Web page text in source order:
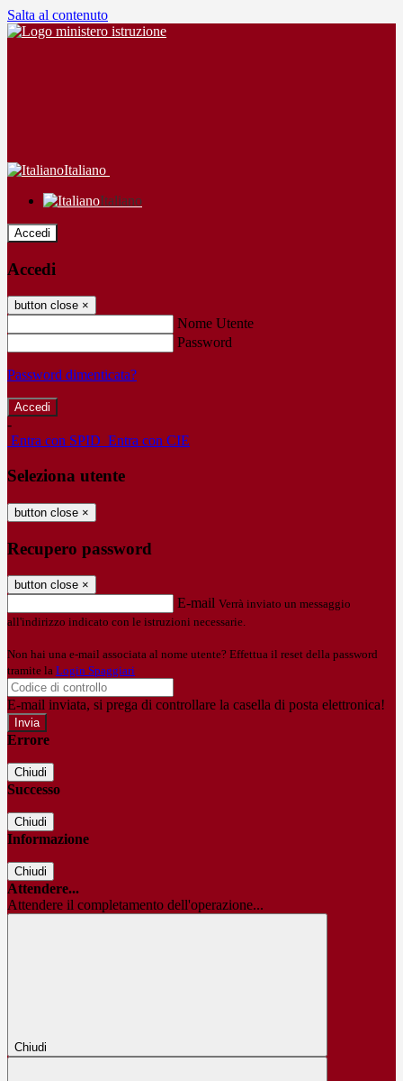
Salta al contenuto
Italiano
Italiano
Accedi
Accedi
button close ×
Nome Utente
Password
Password dimenticata?
-
Entra con SPID Entra con CIE
Seleziona utente
button close ×
Recupero password
button close ×
E-mail Verrà inviato un messaggio
all'indirizzo indicato con le istruzioni necessarie.
Non hai una e-mail associata al nome utente? Effettua il reset della password
tramite la Login Spaggiari
E-mail inviata, si prega di controllare la casella di posta elettronica!
Errore
Chiudi
Successo
Chiudi
Informazione
Chiudi
Attendere...
Attendere il completamento dell'operazione...
Chiudi